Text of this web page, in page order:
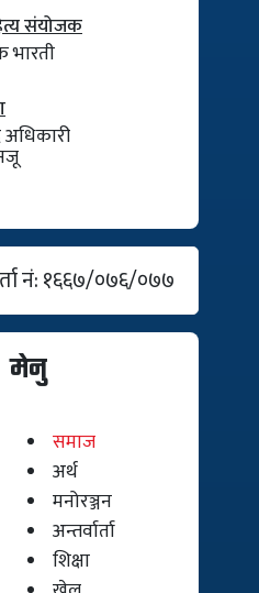
संयोजक
भारती
नं: १६६७/०७६/०७७
मेनु
समाज
अर्थ
मनोरञ्जन
अन्तर्वार्ता
शिक्षा